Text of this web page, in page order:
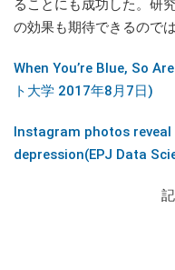
ることにも成功した。研
の効果も期待できるので
When You’re Blue, So
ト大学 2017年8月7日)
Instagram photos
depression(EPJ Data